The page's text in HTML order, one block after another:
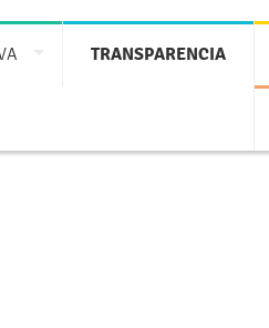
TRANSPARENCIA